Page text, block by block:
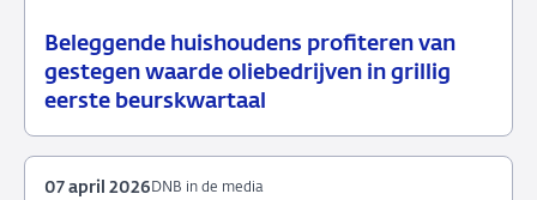
Beleggende huishoudens profiteren van
gestegen waarde oliebedrijven in grillig
eerste beurskwartaal
21
mei
Nieuws
DNB in de media
07 april 2026